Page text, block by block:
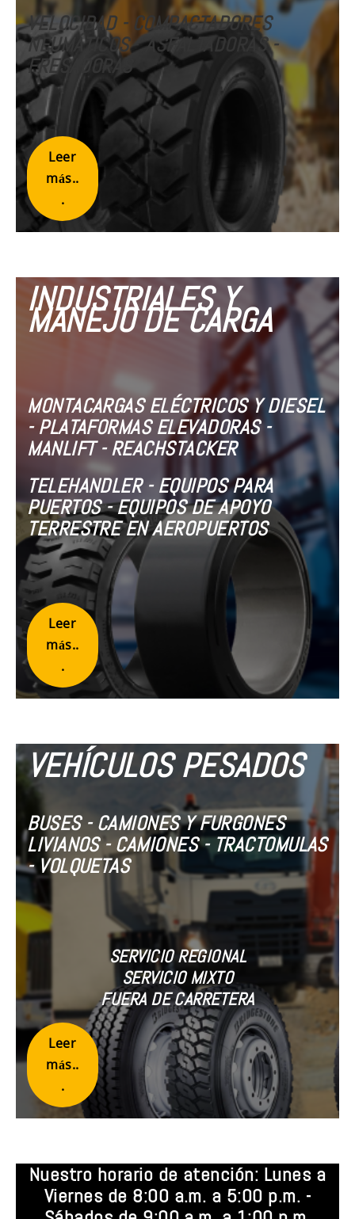
VELOCIDAD- COMPACTADORES
NEUMÁTICOS-ASFALTADORAS -
FRESADORAS
Leer
más..
.
INDUSTRIALES Y
MANEJO DE CARGA
MONTACARGAS ELÉCTRICOS Y DIESEL
- PLATAFORMAS ELEVADORAS -
MANLIFT - REACHSTACKER
TELEHANDLER - EQUIPOS PARA
PUERTOS - EQUIPOS DE APOYO
TERRESTRE EN AEROPUERTOS
Leer
más..
.
VEHÍCULOS PESADOS
BUSES - CAMIONES Y FURGONES
LIVIANOS - CAMIONES - TRACTOMULAS
- VOLQUETAS
SERVICIO REGIONAL
SERVICIO MIXTO
FUERA DE CARRETERA
Leer
más..
.
Nuestro horario de atención: Lunes a
Viernes de 8:00 a.m. a 5:00 p.m. -